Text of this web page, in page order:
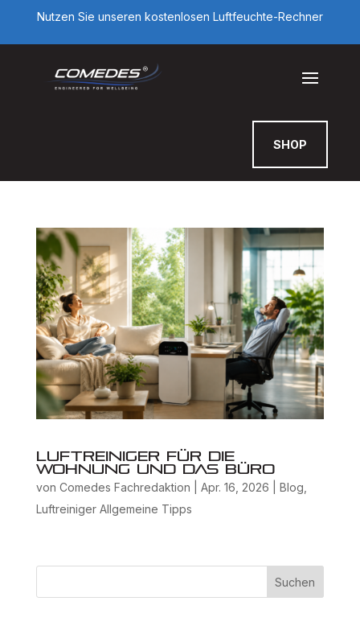
Nutzen Sie unseren kostenlosen Luftfeuchte-Rechner
SHOP
Luftreiniger für die
Wohnung und das Büro
von Comedes Fachredaktion Apr. 16, 2026 Blog,
Luftreiniger Allgemeine Tipps
Suchen